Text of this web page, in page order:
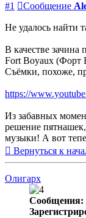
#1 Сообщение
Не удалось найти
В качестве
Fort Boyaux (Форт
Съёмки, похоже,
https://
Из забавных
решение
музыки! А вот
Вернуться к
Олигарх
Сообщения: